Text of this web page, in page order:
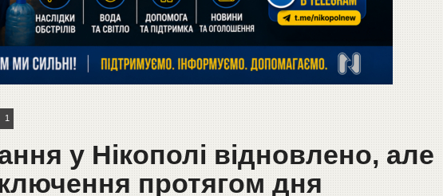
1
у Нікополі відновлено, але
протягом дня